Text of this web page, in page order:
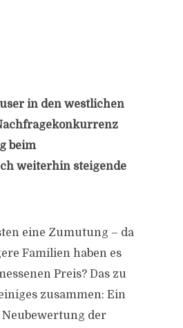
in den westlichen
beim
weiterhin steigende
eine Zumutung – da
Familien haben es
Preis? Das zu
zusammen: Ein
der